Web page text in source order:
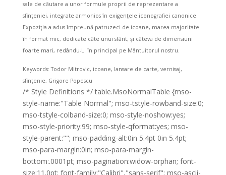
sale de căutare a unor formule proprii de reprezentare a
sfinţeniei, integrate armonios în exigenţele iconografiei canonice.
Expoziţia a adus împreună patruzeci de icoane, marea majoritate
în format mic, dedicate câte unui sfânt, şi câteva de dimensiuni
foarte mari, redându-L în principal pe Mântuitorul nostru.
Keywords: Todor Mitrovic, icoane, lansare de carte, vernisaj,
sfinţenie, Grigore Popescu
/* Style Definitions */ table.MsoNormalTable {mso-
style-name:"Table Normal"; mso-tstyle-rowband-size:0;
mso-tstyle-colband-size:0; mso-style-noshow:yes;
mso-style-priority:99; mso-style-qformat:yes; mso-
style-parent:""; mso-padding-alt:0in 5.4pt 0in 5.4pt;
mso-para-margin:0in; mso-para-margin-
bottom:.0001pt; mso-pagination:widow-orphan; font-
size:11.0pt; font-family:"Calibri","sans-serif"; mso-ascii-